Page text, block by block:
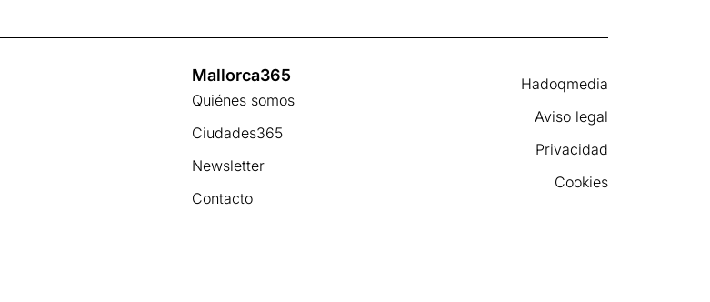
Hadoqmedia
Aviso legal
Privacidad
Cookies
Mallorca365
Quiénes somos
Ciudades365
Newsletter
Contacto